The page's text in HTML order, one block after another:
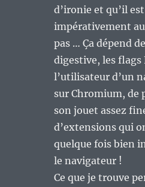
d’ironie et qu’il
impérativement
pas … Ça dépend
digestive, les
l’utilisateur d’un
sur Chromium, de
son jouet assez
d’extensions qui
quelque fois bien
le navigateur !
Ce que je trouve